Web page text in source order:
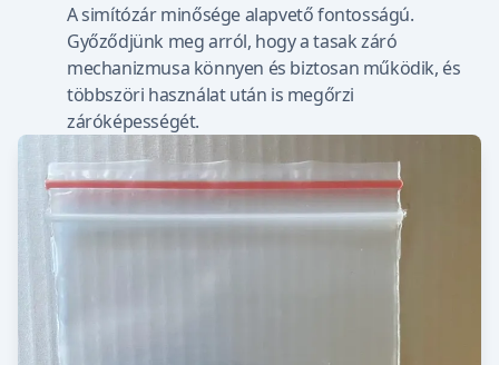
A simítózár minősége alapvető fontosságú.
Győződjünk meg arról, hogy a tasak záró
mechanizmusa könnyen és biztosan működik, és
többszöri használat után is megőrzi
záróképességét.